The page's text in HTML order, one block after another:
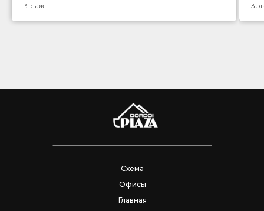
3 этаж 3
Офисы
Главная
Схема